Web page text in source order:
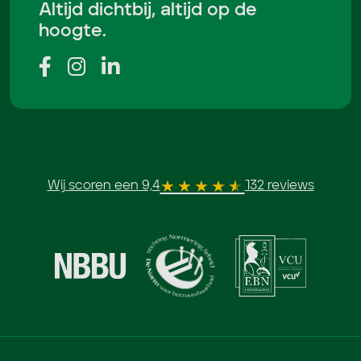
Altijd dichtbij, altijd op de
hoogte.
Wij scoren een 9,4 132 reviews